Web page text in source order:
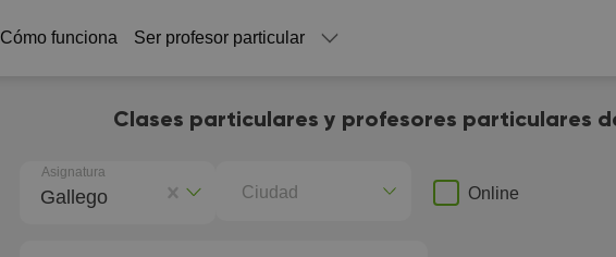
Cómo funciona Ser profesor particular
Clases particulares y profesores particulares
Asignatura
Gallego Ciudad Online